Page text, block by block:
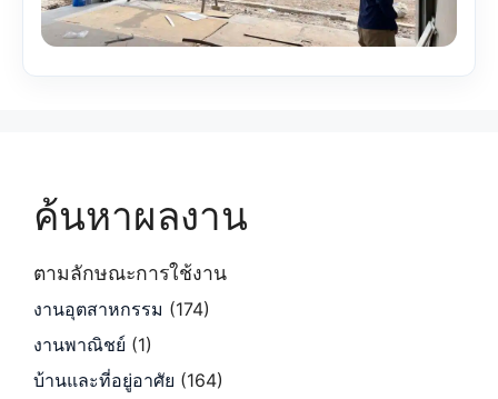
ค้นหาผลงาน
ตามลักษณะการใช้งาน
งานอุตสาหกรรม (174)
งานพาณิชย์ (1)
บ้านและที่อยู่อาศัย (164)